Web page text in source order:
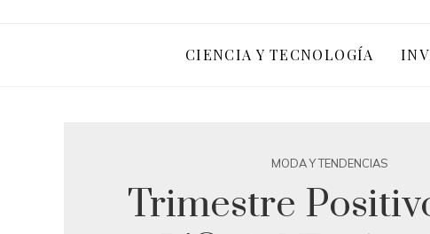
CIENCIA Y TECNOLOGÍA
MODA Y TENDENCIAS
Trimestre